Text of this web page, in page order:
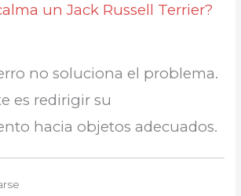
un Jack Russell Terrier?
no soluciona el problema.
es redirigir su
hacia objetos adecuados.